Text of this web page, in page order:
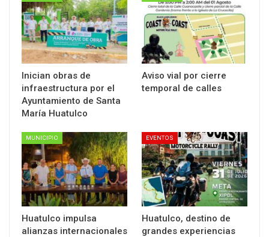
Inician obras de
infraestructura por el
Ayuntamiento de Santa
María Huatulco
Aviso vial por cierre
temporal de calles
MUNICIPIO
Huatulco impulsa
alianzas internacionales
EVENTOS
Huatulco, destino de
grandes experiencias